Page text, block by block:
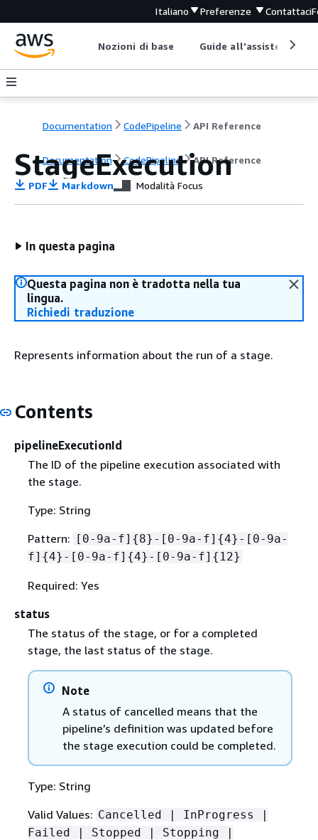
Italiano Preferenze Contattaci
Nozioni di base Guide all'assistenza
Documentation CodePipeline API Reference
Documentation CodePipeline API Reference
StageExecution
PDF Markdown Modalità Focus
In questa pagina
Questa pagina non è tradotta nella tua
lingua.
Richiedi traduzione
Represents information about the run of a stage.
Contents
pipelineExecutionId
The ID of the pipeline execution associated with
the stage.
Type: String
Pattern: [0-9a-f] {8}-[0-9a-f] {4}-[0-9a-
f] {4}-[0-9a-f] {4}-[0-9a-f] { 12}
Required: Yes
status
The status of the stage, or for a completed
stage, the last status of the stage.
Note
A status of cancelled means that the
pipeline’s definition was updated before
the stage execution could be completed.
Type: String
Valid Values: Cancelled | InProgress |
Failed | Stopped | Stopping |